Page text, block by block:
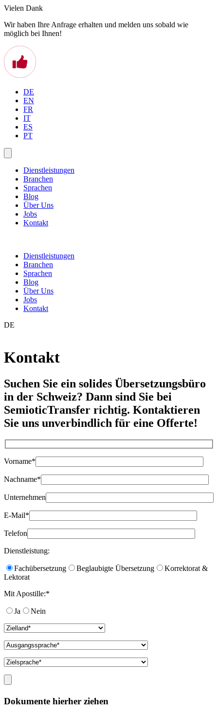
Vielen Dank
Wir haben Ihre Anfrage erhalten und melden uns sobald wie
möglich bei Ihnen!
DE
EN
FR
IT
ES
PT
Dienstleistungen
Branchen
Sprachen
Blog
Über Uns
Jobs
Kontakt
Dienstleistungen
Branchen
Sprachen
Blog
Über Uns
Jobs
Kontakt
DE
Kontakt
Suchen Sie ein solides Übersetzungsbüro
in der Schweiz? Dann sind Sie bei
SemioticTransfer richtig. Kontaktieren
Sie uns unverbindlich für eine Offerte!
Vorname*
Nachname*
Unternehmen
E-Mail*
Telefon
Dienstleistung:
Fachübersetzung Beglaubigte Übersetzung
Korrektorat &
Lektorat
Mit Apostille:*
Ja Nein
Dokumente hierher ziehen